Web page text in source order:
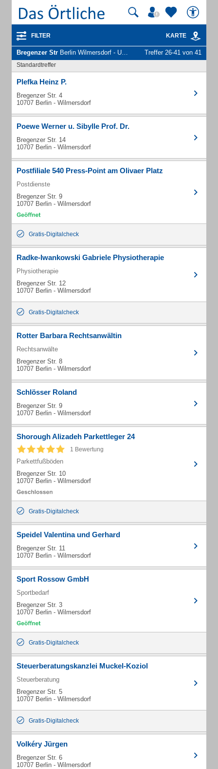
FILTER KARTE
Bregenzer Str Berlin Wilmersdorf - Unternehmen und Personen Treffer 26-41 von 41
Standardtreffer
Plefka Heinz P.
Bregenzer Str. 4
10707 Berlin - Wilmersdorf
Poewe Werner u. Sibylle Prof. Dr.
Bregenzer Str. 14
10707 Berlin - Wilmersdorf
Postfiliale 540 Press-Point am Olivaer Platz
Postdienste
Bregenzer Str. 9
10707 Berlin - Wilmersdorf
Gratis-Digitalcheck
Radke-Iwankowski Gabriele Physiotherapie
Physiotherapie
Bregenzer Str. 12
10707 Berlin - Wilmersdorf
Gratis-Digitalcheck
Rotter Barbara Rechtsanwältin
Rechtsanwälte
Bregenzer Str. 8
10707 Berlin - Wilmersdorf
Schlösser Roland
Bregenzer Str. 9
10707 Berlin - Wilmersdorf
Shorough Alizadeh Parkettleger 24
1 Bewertung
Parkettfußböden
Bregenzer Str. 10
10707 Berlin - Wilmersdorf
Gratis-Digitalcheck
Speidel Valentina und Gerhard
Bregenzer Str. 11
10707 Berlin - Wilmersdorf
Sport Rossow GmbH
Sportbedarf
Bregenzer Str. 3
10707 Berlin - Wilmersdorf
Gratis-Digitalcheck
Steuerberatungskanzlei Muckel-Koziol
Steuerberatung
Bregenzer Str. 5
10707 Berlin - Wilmersdorf
Gratis-Digitalcheck
Volkéry Jürgen
Bregenzer Str. 6
10707 Berlin - Wilmersdorf